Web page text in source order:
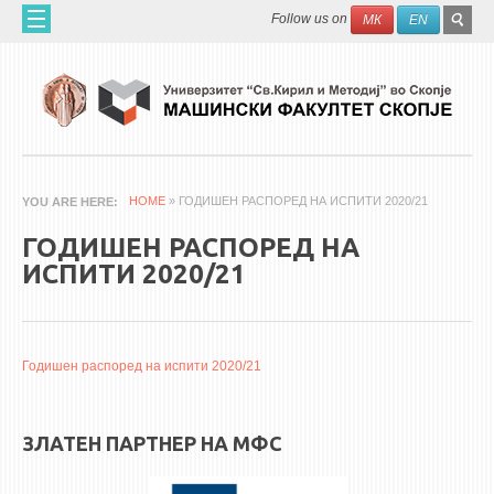
Skip to main content Search
Follow us on МК EN
ЗА НАС
60 ГОДИНИ МФ
НАУЧНА ДЕЈНОСТ
YOU ARE HERE HOME » ГОДИШЕН РАСПОРЕД НА ИСПИТИ 2020/21
ГОДИШЕН РАСПОРЕД НА
ИСПИТИ 2020/21
Годишен распоред на испити 2020/21
ЗЛАТЕН ПАРТНЕР НА МФС